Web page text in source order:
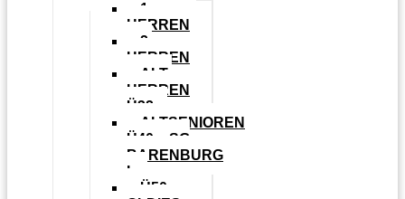
1.
HERREN
2.
HERREN
ALT-
HERREN
Ü32
ALTSENIOREN
Ü40 – SG
BARENBURG
I
Ü50